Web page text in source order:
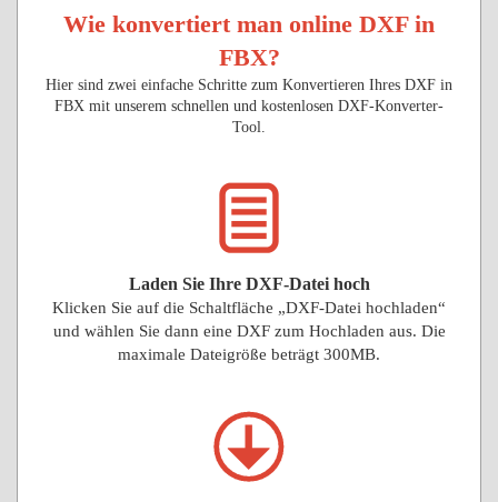
Wie konvertiert man online DXF in
FBX?
Hier sind zwei einfache Schritte zum Konvertieren Ihres DXF in
FBX mit unserem schnellen und kostenlosen DXF-Konverter-
Tool.
Laden Sie Ihre DXF-Datei hoch
Klicken Sie auf die Schaltfläche „DXF-Datei hochladen“
und wählen Sie dann eine DXF zum Hochladen aus. Die
maximale Dateigröße beträgt 300MB.